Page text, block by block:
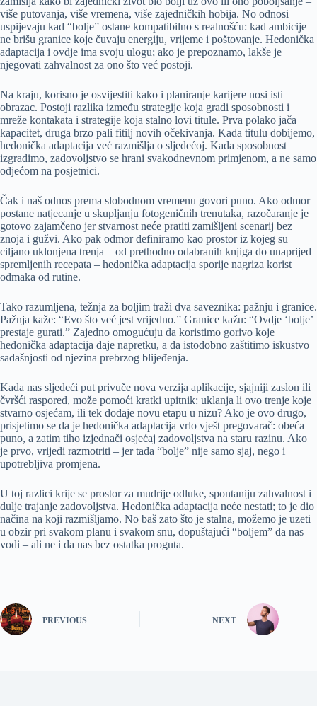
više putovanja, više vremena, više zajedničkih hobija. No odnosi
uspijevaju kad “bolje” ostane kompatibilno s realnošću: kad ambicije
ne brišu granice koje čuvaju energiju, vrijeme i poštovanje. Hedonička
adaptacija i ovdje ima svoju ulogu; ako je prepoznamo, lakše je
njegovati zahvalnost za ono što već postoji.
Na kraju, korisno je osvijestiti kako i planiranje karijere nosi isti
obrazac. Postoji razlika između strategije koja gradi sposobnosti i
mreže kontakata i strategije koja stalno lovi titule. Prva polako jača
kapacitet, druga brzo pali fitilj novih očekivanja. Kada titulu dobijemo,
hedonička adaptacija već razmišlja o sljedećoj. Kada sposobnost
izgradimo, zadovoljstvo se hrani svakodnevnom primjenom, a ne samo
odjećom na posjetnici.
Čak i naš odnos prema slobodnom vremenu govori puno. Ako odmor
postane natjecanje u skupljanju fotogeničnih trenutaka, razočaranje je
gotovo zajamčeno jer stvarnost neće pratiti zamišljeni scenarij bez
znoja i gužvi. Ako pak odmor definiramo kao prostor iz kojeg su
ciljano uklonjena trenja – od prethodno odabranih knjiga do unaprijed
spremljenih recepata – hedonička adaptacija sporije nagriza korist
odmaka od rutine.
Tako razumljena, težnja za boljim traži dva saveznika: pažnju i granice.
Pažnja kaže: “Evo što već jest vrijedno.” Granice kažu: “Ovdje ‘bolje’
prestaje gurati.” Zajedno omogućuju da koristimo gorivo koje
hedonička adaptacija daje napretku, a da istodobno zaštitimo iskustvo
sadašnjosti od njezina prebrzog blijeđenja.
Kada nas sljedeći put privuče nova verzija aplikacije, sjajniji zaslon ili
čvršći raspored, može pomoći kratki upitnik: uklanja li ovo trenje koje
stvarno osjećam, ili tek dodaje novu etapu u nizu? Ako je ovo drugo,
prisjetimo se da je hedonička adaptacija vrlo vješt pregovarač: obeća
puno, a zatim tiho izjednači osjećaj zadovoljstva na staru razinu. Ako
je prvo, vrijedi razmotriti – jer tada “bolje” nije samo sjaj, nego i
upotrebljiva promjena.
U toj razlici krije se prostor za mudrije odluke, spontaniju zahvalnost i
dulje trajanje zadovoljstva. Hedonička adaptacija neće nestati; to je dio
načina na koji razmišljamo. No baš zato što je stalna, možemo je uzeti
u obzir pri svakom planu i svakom snu, dopuštajući “boljem” da nas
vodi – ali ne i da nas bez ostatka proguta.
PREVIOUS NEXT